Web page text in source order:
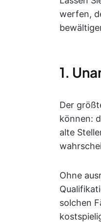
werfen,
1.
Der
können:
alte
Ohne
solchen